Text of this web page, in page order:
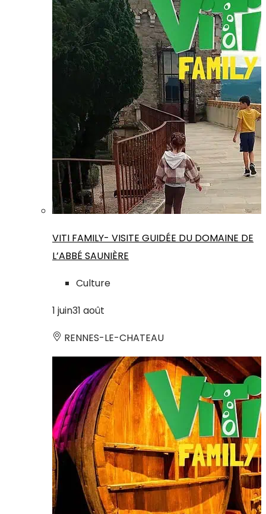
VITI FAMILY- VISITE GUIDÉE DU DOMAINE DE
L’ABBÉ SAUNIÈRE
Culture
1 juin31 août
RENNES-LE-CHATEAU